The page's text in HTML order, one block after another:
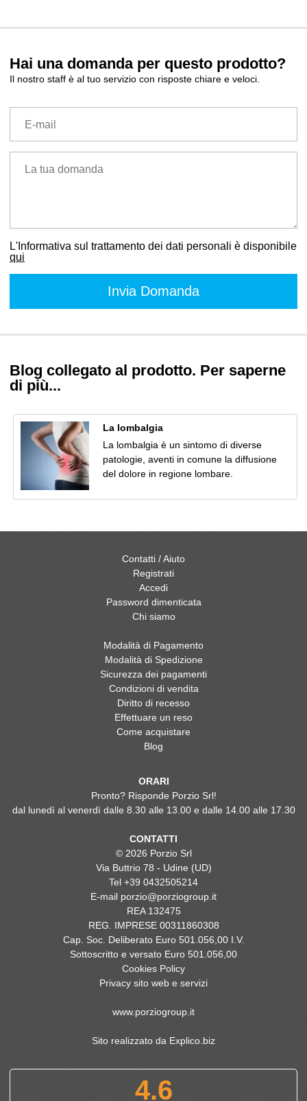
Hai una domanda per questo prodotto?
Il nostro staff è al tuo servizio con risposte chiare e veloci.
E-mail
La tua domanda
L'Informativa sul trattamento dei dati personali è disponibile
qui
Blog collegato al prodotto. Per saperne
di più...
La lombalgia
La lombalgia è un sintomo di diverse
patologie, aventi in comune la diffusione
del dolore in regione lombare.
Contatti / Aiuto
Registrati
Accedi
Password dimenticata
Chi siamo
Modalità di Pagamento
Modalità di Spedizione
Sicurezza dei pagamenti
Condizioni di vendita
Diritto di recesso
Effettuare un reso
Come acquistare
Blog
ORARI
Pronto? Risponde Porzio Srl!
dal lunedì al venerdì dalle 8.30 alle 13.00 e dalle 14.00 alle 17.30
CONTATTI
© 2026 Porzio Srl
Via Buttrio 78 - Udine (UD)
Tel+39 0432505214
E-mailporzio@porziogroup.it
REA 132475
REG. IMPRESE 00311860308
Cap. Soc. Deliberato Euro 501.056,00 I.V.
Sottoscritto e versato Euro 501.056,00
Cookies Policy
Privacy sito web e servizi
www.porziogroup.it
Sito realizzato da Explico.biz
4.6